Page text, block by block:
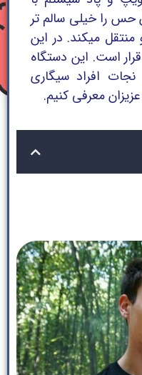
حس را خیلی سالم تر
منتقل میکند. در این
است. این دستگاه
افراد سیگاری
معرفی کنیم.